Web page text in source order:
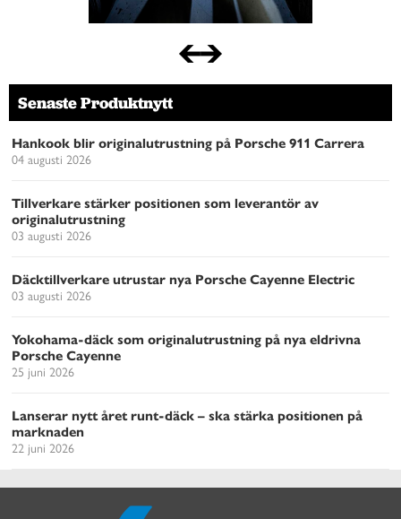
Senaste Produktnytt
Hankook blir originalutrustning på Porsche 911 Carrera
04 augusti 2026
Tillverkare stärker positionen som leverantör av
originalutrustning
03 augusti 2026
Däcktillverkare utrustar nya Porsche Cayenne Electric
03 augusti 2026
Yokohama-däck som originalutrustning på nya eldrivna
Porsche Cayenne
25 juni 2026
Lanserar nytt året runt-däck – ska stärka positionen på
marknaden
22 juni 2026